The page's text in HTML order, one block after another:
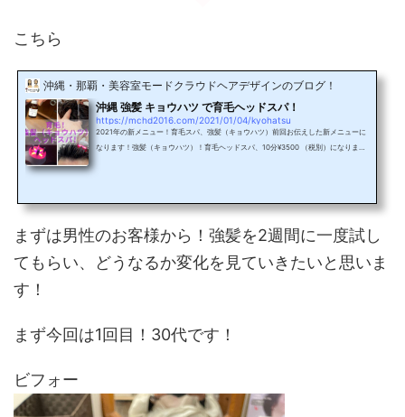
o
k
こちら
沖縄・那覇・美容室モードクラウドヘアデザインのブログ！
沖縄 強髪 キョウハツ で育毛ヘッドスパ！
https://mchd2016.com/2021/01/04/kyohatsu
2021年の新メニュー！育毛スパ、強髪（キョウハツ）前回お伝えした新メニューに
なります！強髪（キョウハツ）！育毛ヘッドスパ、10分¥3500 （税別）になりま
ーブミックス】を組み合わせたエキスを使用した、毛髪·頭皮のエイジングケアにな
まずは男性のお客様から！強髪を2週間に一度試し
てもらい、どうなるか変化を見ていきたいと思いま
す！
まず今回は1回目！30代です！
ビフォー